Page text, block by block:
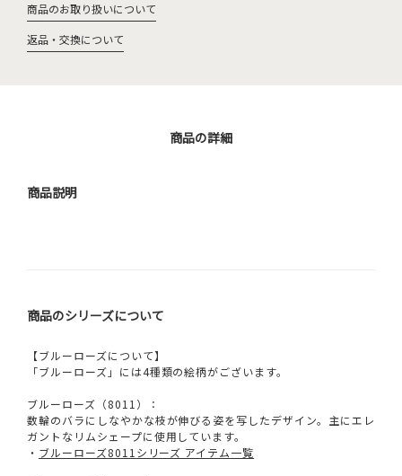
商品のお取り扱いについて
返品・交換について
商品の詳細
商品説明
商品のシリーズについて
【ブルーローズについて】
「ブルーローズ」には4種類の絵柄がございます。
ブルーローズ（8011）：
数輪のバラにしなやかな枝が伸びる姿を写したデザイン。主にエレ
ガントなリムシェープに使用しています。
・ ブルーローズ8011シリーズ アイテム一覧